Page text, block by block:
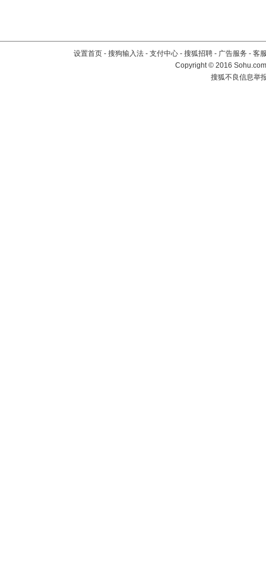
设置首页 - 搜狗输入法 - 支付中心 - 搜狐招聘 - 广告服务 - 客
Copyright©2016
搜狐不良信息举